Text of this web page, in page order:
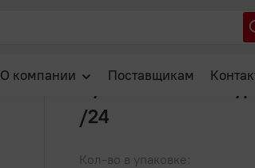
О компании Поставщикам
Бульон Роллтон куриный
Бульон Роллтон
/24
Кол-во в упаковке: